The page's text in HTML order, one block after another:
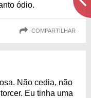
ódio.
COMPARTILHAR
Não cedia, não
Eu tinha uma